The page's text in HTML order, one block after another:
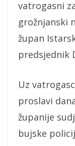
vatrogasni
grožnjanski
župan
predsjednik
Uz
proslavi
županije
bujske